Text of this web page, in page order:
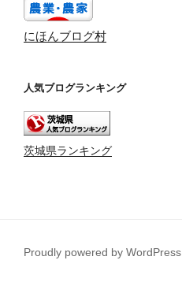
にほんブログ村
人気ブログランキング
茨城県ランキング
Proudly powered by WordPress